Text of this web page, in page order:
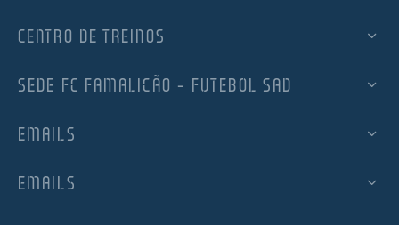
CENTRO DE TREINOS
SEDE FC FAMALICÃO – FUTEBOL SAD
EMAILS
EMAILS